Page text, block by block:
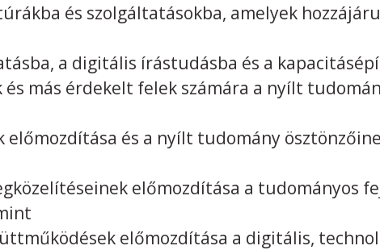
és szolgáltatásokba, amelyek
a digitális írástudásba és a
más érdekelt felek számára a nyílt
és a nyílt tudomány
előmozdítása a tudományos
előmozdítása a digitális,